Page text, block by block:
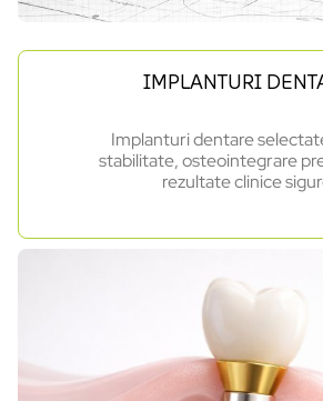
IMPLANTURI
Implanturi dentare
stabilitate, osteointegrare
rezultate clinice